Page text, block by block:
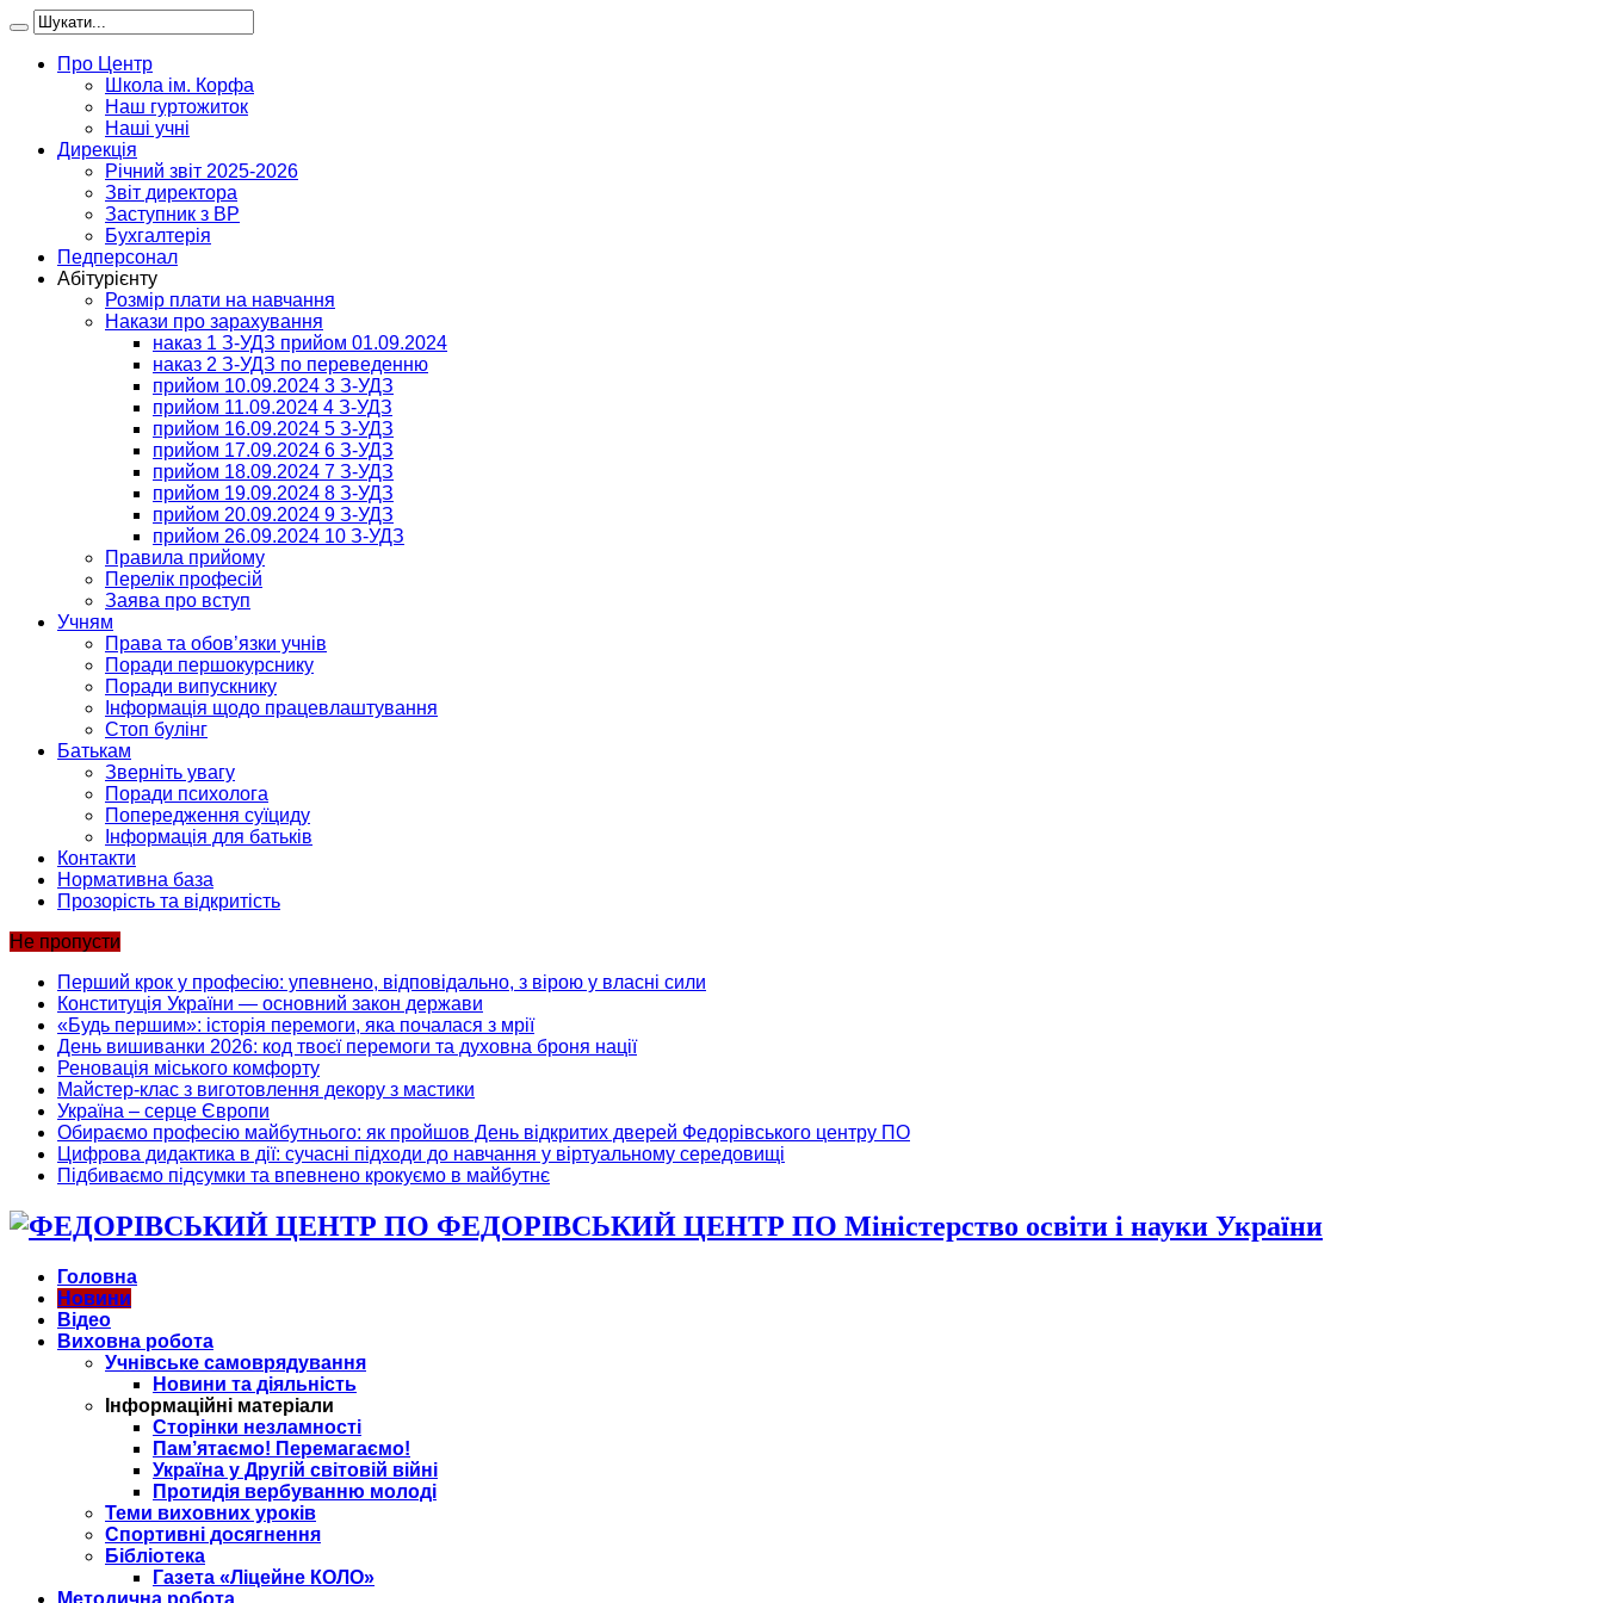
Про Центр
Школа ім. Корфа
Наш гуртожиток
Наші учні
Дирекція
Річний звіт 2025-2026
Звіт директора
Заступник з ВР
Бухгалтерія
Педперсонал
Абітурієнту
Розмір плати на навчання
Накази про зарахування
наказ 1 З-УДЗ прийом 01.09.2024
наказ 2 З-УДЗ по переведенню
прийом 10.09.2024 3 З-УДЗ
прийом 11.09.2024 4 З-УДЗ
прийом 16.09.2024 5 З-УДЗ
прийом 17.09.2024 6 З-УДЗ
прийом 18.09.2024 7 З-УДЗ
прийом 19.09.2024 8 З-УДЗ
прийом 20.09.2024 9 З-УДЗ
прийом 26.09.2024 10 З-УДЗ
Правила прийому
Перелік професій
Заява про вступ
Учням
Права та обов’язки учнів
Поради першокурснику
Поради випускнику
Інформація щодо працевлаштування
Стоп булінг
Батькам
Зверніть увагу
Поради психолога
Попередження суїциду
Інформація для батьків
Контакти
Нормативна база
Прозорість та відкритість
Не пропусти
Перший крок у професію: упевнено, відповідально, з вірою у власні сили
Конституція України — основний закон держави
«Будь першим»: історія перемоги, яка почалася з мрії
День вишиванки 2026: код твоєї перемоги та духовна броня нації
Реновація міського комфорту
Майстер-клас з виготовлення декору з мастики
Україна – серце Європи
Обираємо професію майбутнього: як пройшов День відкритих дверей Федорівського центру ПО
Цифрова дидактика в дії: сучасні підходи до навчання у віртуальному середовищі
Підбиваємо підсумки та впевнено крокуємо в майбутнє
ФЕДОРІВСЬКИЙ ЦЕНТР ПО Міністерство освіти і науки України
Головна
Новини
Відео
Виховна робота
Учнівське самоврядування
Новини та діяльність
Інформаційні матеріали
Сторінки незламності
Пам’ятаємо! Перемагаємо!
Україна у Другій світовій війні
Протидія вербуванню молоді
Теми виховних уроків
Спортивні досягнення
Бібліотека
Газета «Ліцейне КОЛО»
Методична робота